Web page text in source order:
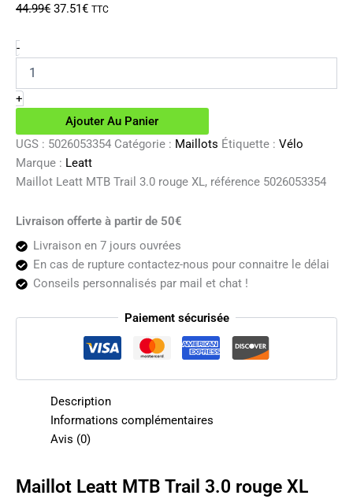
44.99€ Le
37.51€Le
TTC
-quantité
de
Maillot
Leatt
MTB
3.0
rouge
+
Ajouter Au Panier
UGS : 5026053354 Catégorie : Maillots Étiquette : Vélo
Marque : Leatt
Maillot Leatt MTB Trail 3.0 rouge XL, référence 5026053354
Livraison offerte à partir de 50€
Livraison en 7 jours ouvrées
En cas de rupture contactez-nous pour connaitre le délai
Conseils personnalisés par mail et chat !
Paiement sécurisée
Description
Informations complémentaires
Avis (0)
Maillot Leatt MTB Trail 3.0 rouge XL